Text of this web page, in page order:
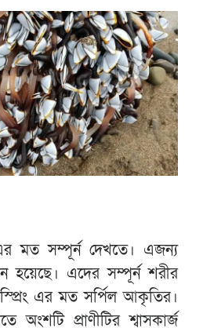
মত সম্পূর্ন দেখতে। এজন্য
হয়েছে। এদের সম্পূর্ন শরীর
এর মত সর্পিল আকৃতির।
অংশটি প্রাণীটির শ্বাসকার্জ